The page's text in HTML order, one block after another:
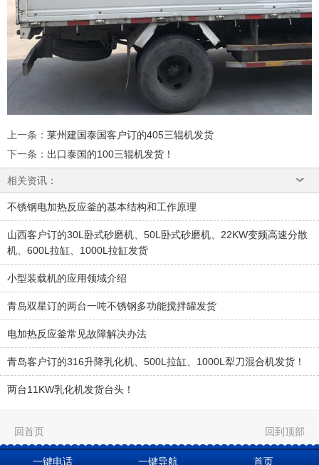
上一条 ： 莱州建国泰国客户订的405三辊机发货
下一条 ： 出口泰国的100三辊机发货！
相关资讯：
不锈钢电加热反应釜的基本结构和工作原理
山西客户订的30L卧式砂磨机、50L卧式砂磨机、22KW变频高速分散
机、600L拉缸、1000L拉缸发货
小型装载机的应用领域介绍
青岛双星订的两台一吨不锈钢多功能搅拌罐发货
电加热反应釜常见故障解决办法
青岛客户订的316升降乳化机、500L拉缸、1000L犁刀混合机发货！
两台11KW乳化机发货台头！
一键电话 一键导航 首页
回首页 回到顶部
版权所有： 莱州市建国化工机械有限公司